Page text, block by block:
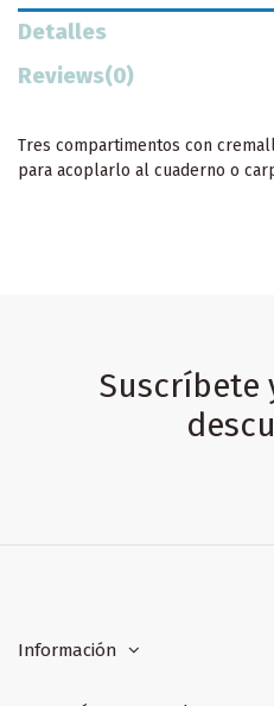
Detalles
Reviews(0)
Tres compartimentos con
para acoplarlo al cuaderno o
Suscríbete
Información